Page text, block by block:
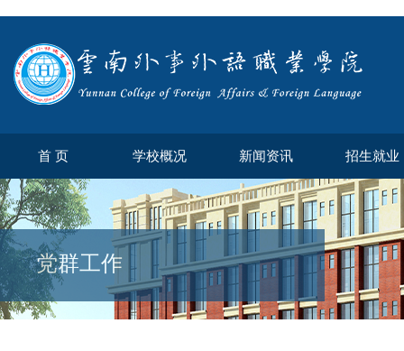
首 页 学校概况 新闻资讯 招生就业
党群工作